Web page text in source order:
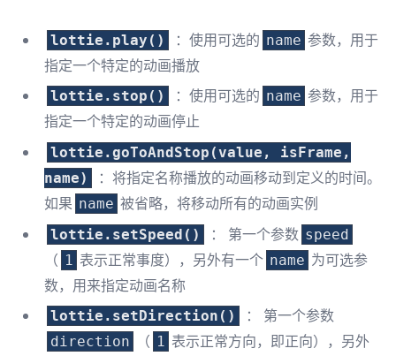
lottie.play() ：使用可选的 name 参数，用于
指定一个特定的动画播放
lottie.stop() ：使用可选的 name 参数，用于
指定一个特定的动画停止
lottie.goToAndStop(value, isFrame,
name)
：将指定名称播放的动画移动到定义的时间。
如果 name 被省略，将移动所有的动画实例
lottie.setSpeed() ： 第一个参数 speed
（ 1 表示正常事度），另外有一个 name 为可选参
数，用来指定动画名称
lottie.setDirection() ： 第一个参数
direction （ 1 表示正常方向，即正向），另外